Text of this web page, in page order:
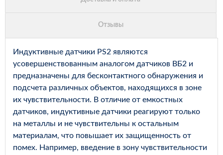
Индуктивные датчики PS2 являются
усовершенствованным аналогом датчиков ВБ2 и
предназначены для бесконтактного обнаружения и
подсчета различных объектов, находящихся в зоне
их чувствительности. В отличие от емкостных
датчиков, индуктивные датчики реагируют только
на металлы и не чувствительны к остальным
материалам, что повышает их защищенность от
помех. Например, введение в зону чувствительности